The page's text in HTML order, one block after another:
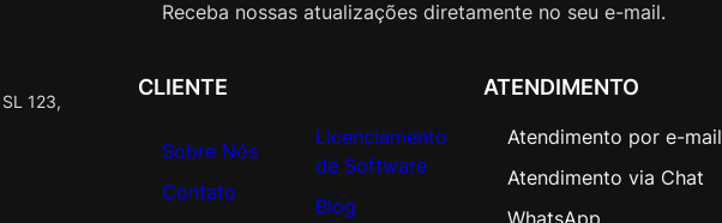
123,
Receba nossas atualizações diretamente no seu e-mail.
CLIENTE
Sobre Nós
Contato
Licenciamento
de Software
Blog
ATENDIMENTO
Atendimento por e-mail
Atendimento via Chat
WhatsApp